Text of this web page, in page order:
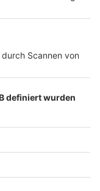
Impressum